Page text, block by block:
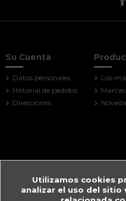
Su Cuenta
Datos personales
Historial de pedidos
Direcciones
Los
Marcas
Utilizamos cookies
analizar el uso del